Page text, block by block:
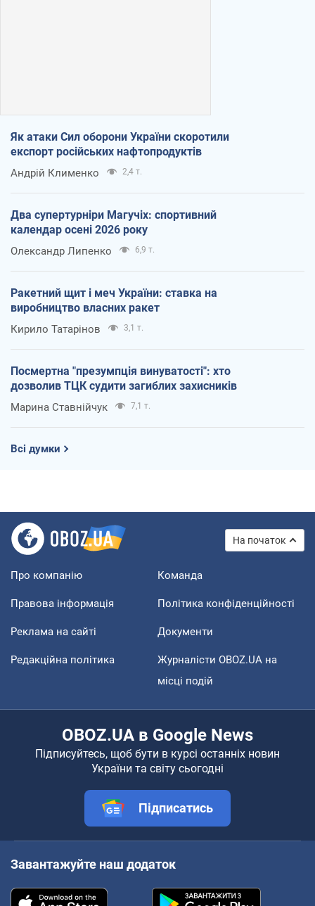
Як атаки Сил оборони України скоротили
експорт російських нафтопродуктів
Андрій Клименко 2,4 т.
Два супертурніри Магучіх: спортивний
календар осені 2026 року
Олександр Липенко 6,9 т.
Ракетний щит і меч України: ставка на
виробництво власних ракет
Кирило Татарінов 3,1 т.
Посмертна "презумпція винуватості": хто
дозволив ТЦК судити загиблих захисників
Марина Ставнійчук 7,1 т.
Всі думки
На початок
Про компанію Команда
Правова інформація Політика конфіденційності
Реклама на сайті Документи
Редакційна політика
Журналісти OBOZ.UA на
місці подій
OBOZ.UA в Google News
Підписуйтесь, щоб бути в курсі останніх новин
України та світу сьогодні
Підписатись
Завантажуйте наш додаток